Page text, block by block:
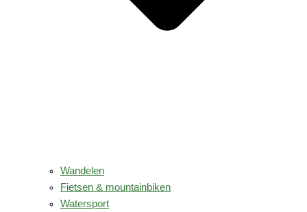
Wandelen
Fietsen & mountainbiken
Watersport